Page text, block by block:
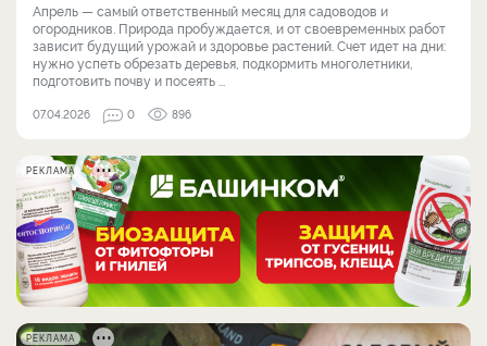
Апрель — самый ответственный месяц для садоводов и
огородников. Природа пробуждается, и от своевременных работ
зависит будущий урожай и здоровье растений. Счет идет на дни:
нужно успеть обрезать деревья, подкормить многолетники,
подготовить почву и посеять ...
07.04.2026 0 896
РЕКЛАМА
РЕКЛАМА